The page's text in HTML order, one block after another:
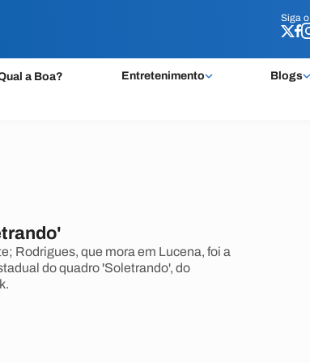
Siga o
a Boa? Entretenimento Blogs
Siga o
Rodrigues, que mora em Lucena, foi a
do quadro 'Soletrando', do